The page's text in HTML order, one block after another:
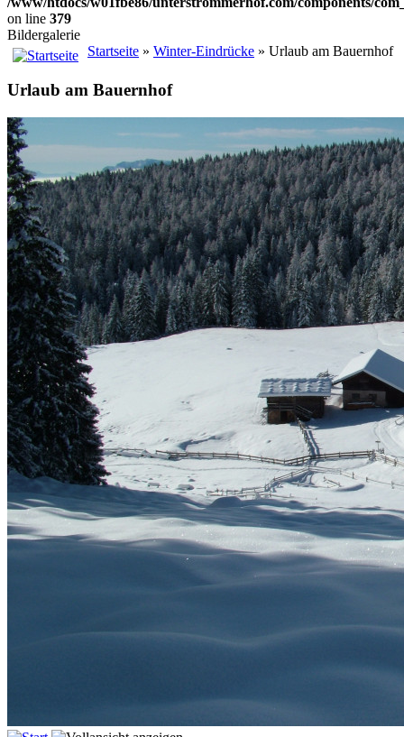
on line 379
Bildergalerie
Startseite » Winter-Eindrücke » Urlaub am Bauernhof
Urlaub am Bauernhof